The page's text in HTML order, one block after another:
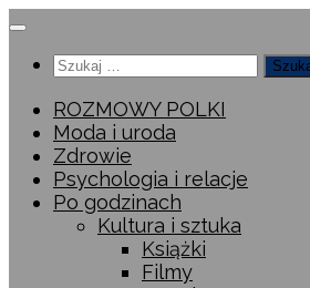
Przeskocz
treściSzukaj:
ROZMOWY POLKI
Moda i uroda
Zdrowie
Psychologia i relacje
Po godzinach
Kultura i sztuka
Książki
Filmy